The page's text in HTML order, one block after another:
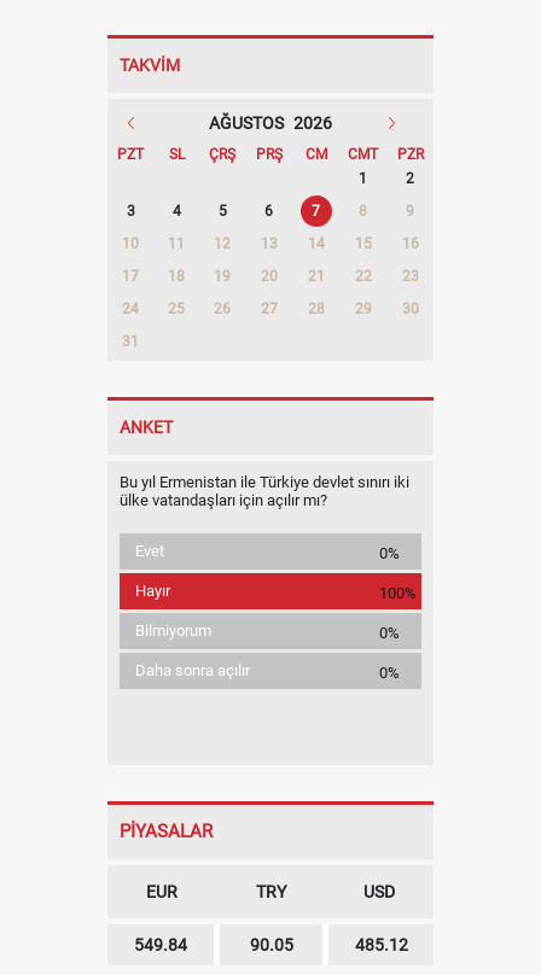
TAKVİM
AĞUSTOS 2026
PZT SL ÇRŞ PRŞ CM CMT
PZR
1
2
3
4 5 6 7 8
9
10
11 12 13 14 15
16
17
18 19 20 21 22
23
24
25 26 27 28 29
30
31
ANKET
Bu yıl Ermenistan ile Türkiye devlet sınırı iki
ülke vatandaşları için açılır mı?
Evet 0%
Hayır 100%
Bilmiyorum 0%
Daha sonra açılır 0%
PİYASALAR
EUR TRY USD
549.84 90.05 485.12